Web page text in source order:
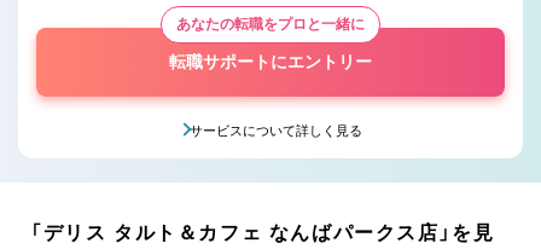
あなたの転職をプロと一緒に
転職サポートにエントリー
サービスについて詳しく見る
「デリス タルト＆カフェ なんばパークス店」を見